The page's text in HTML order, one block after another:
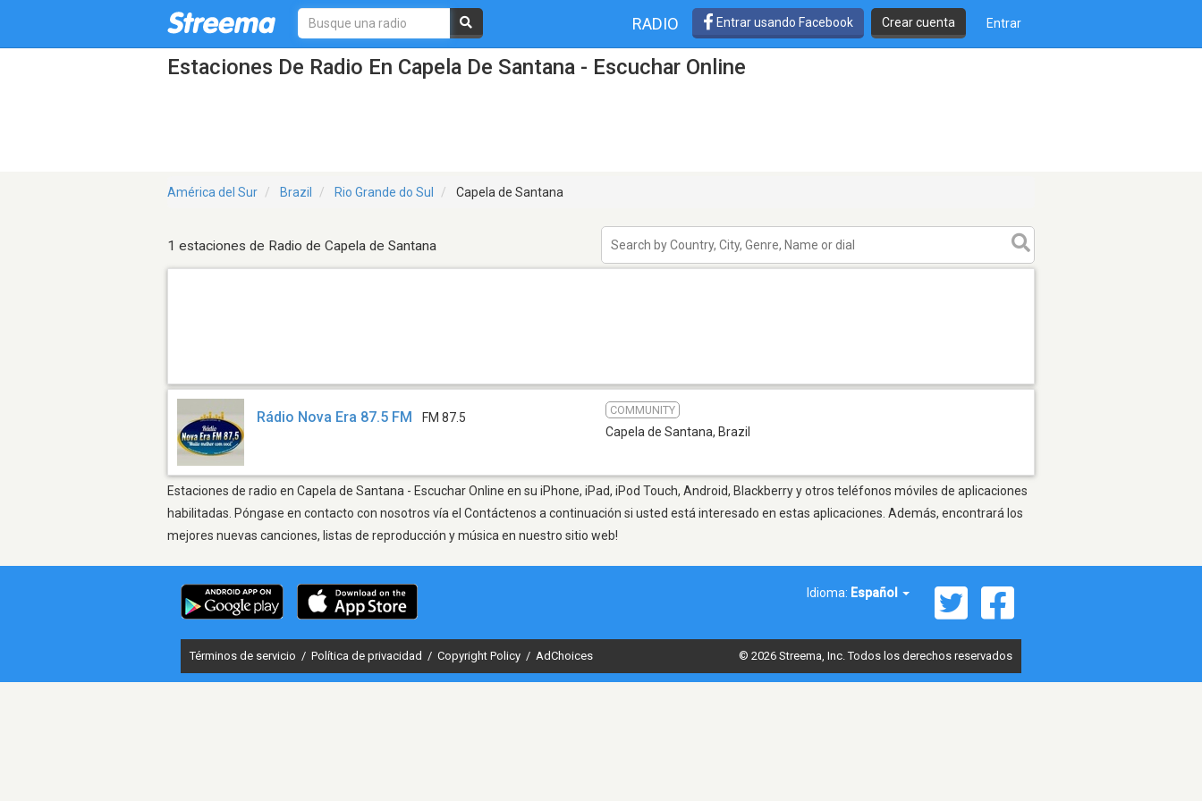
RADIO Entrar usando Facebook Crear cuenta Entrar
Estaciones De Radio En Capela De Santana - Escuchar Online
América del Sur Brazil Rio Grande do Sul Capela de Santana
1 estaciones de Radio de Capela de Santana
Rádio Nova Era 87.5 FM FM 87.5
COMMUNITY
Capela de Santana, Brazil
Estaciones de radio en Capela de Santana - Escuchar Online en su iPhone, iPad, iPod Touch, Android, Blackberry y otros teléfonos móviles de aplicaciones
habilitadas. Póngase en contacto con nosotros vía el Contáctenos a continuación si usted está interesado en estas aplicaciones. Además, encontrará los
mejores nuevas canciones, listas de reproducción y música en nuestro sitio web!
Idioma: Español
Términos de servicio / Política de privacidad / Copyright Policy / AdChoices © 2026 Streema, Inc. Todos los derechos reservados